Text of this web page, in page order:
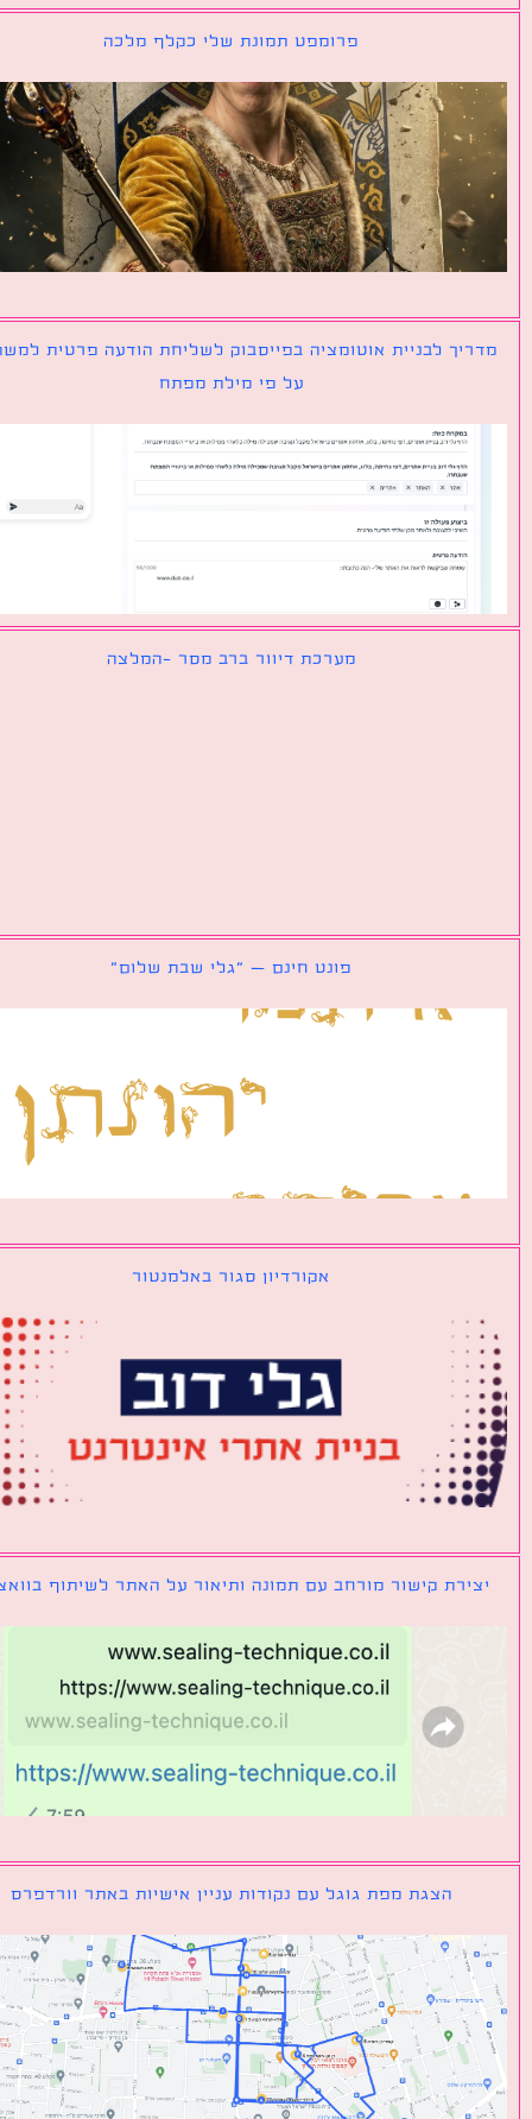
פרומפט תמונת שלי כקלף מלכה
לבניית אוטומציה בפייסבוק לשליחת הודעה פרטית למשתמש
על פי מילת מפתח
מערכת דיוור ברב מסר -המלצה
פונט חינם – ״גלי שבת שלום״
אקורדיון סגור באלמנטור
קישור מורחב עם תמונה ותיאור על האתר לשיתוף בוואצאפ
הצגת מפת גוגל עם נקודות עניין אישיות באתר וורדפרס